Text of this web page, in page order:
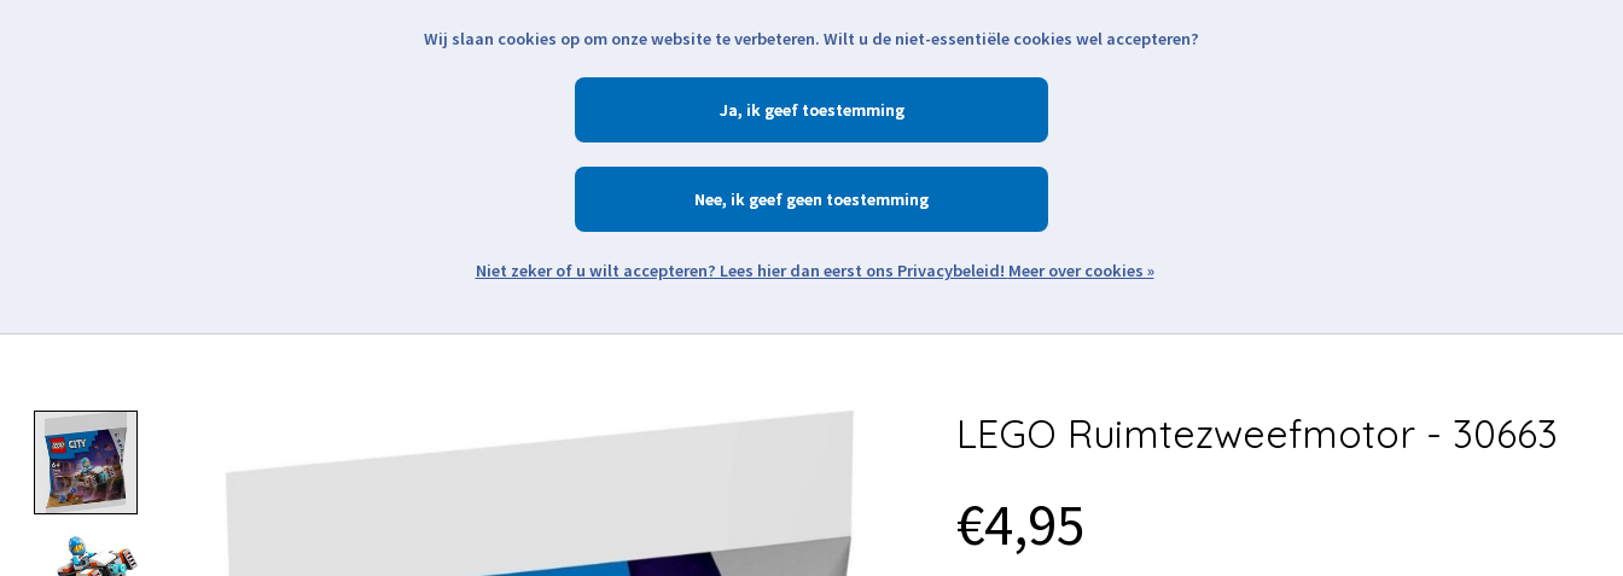
Zoeken
LEGO Ruimtezweefmotor - 30663
€4,95
Wij slaan cookies op om onze website te verbeteren. Wilt u de niet-essentiële cookies wel accepteren?
Ja
Nee
Meer over cookies »